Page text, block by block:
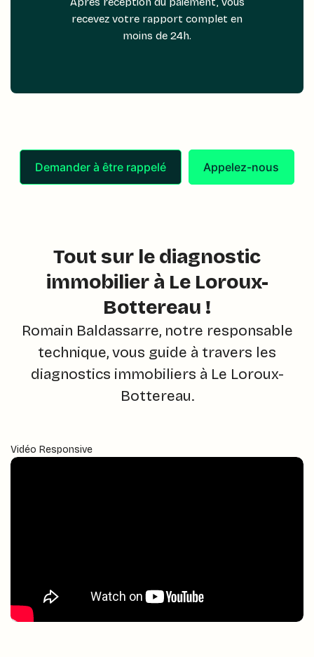
recevez votre rapport complet en
moins de 24h.
Demander à être rappelé Appelez-nous
Tout sur le diagnostic
immobilier à Le Loroux-
Bottereau !
Romain Baldassarre, notre responsable
technique, vous guide à travers les
diagnostics immobiliers à Le Loroux-
Bottereau.
Vidéo Responsive